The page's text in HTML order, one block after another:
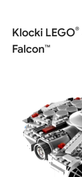
Klocki LEGO®
Falcon™